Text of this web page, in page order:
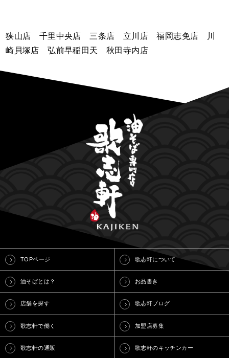
狭山店 千里中央店 三条店 立川店 福岡志免店 川
崎貝塚店 弘前早稲田天 秋田寺内店
TOPページ 歌志軒について
油そばとは？ お品書き
店舗を探す 歌志軒ブログ
歌志軒で働く 加盟店募集
歌志軒の通販 歌志軒のキッチンカー